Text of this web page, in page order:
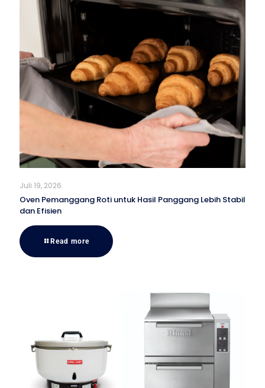
Juli 19, 2026
Oven Pemanggang Roti untuk Hasil Panggang Lebih Stabil
dan Efisien
Read more